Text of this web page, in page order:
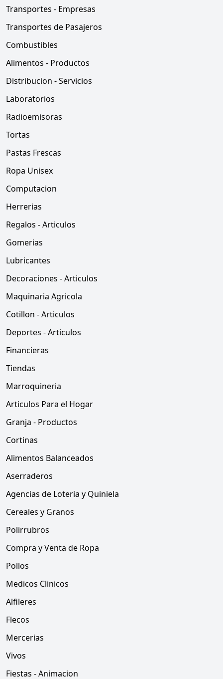
Transportes - Empresas
Transportes de Pasajeros
Combustibles
Alimentos - Productos
Distribucion - Servicios
Laboratorios
Radioemisoras
Tortas
Pastas Frescas
Ropa Unisex
Computacion
Herrerias
Regalos - Articulos
Gomerias
Lubricantes
Decoraciones - Articulos
Maquinaria Agricola
Cotillon - Articulos
Deportes - Articulos
Financieras
Tiendas
Marroquineria
Articulos Para el Hogar
Granja - Productos
Cortinas
Alimentos Balanceados
Aserraderos
Agencias de Loteria y Quiniela
Cereales y Granos
Polirrubros
Compra y Venta de Ropa
Pollos
Medicos Clinicos
Alfileres
Flecos
Mercerias
Vivos
Fiestas - Animacion